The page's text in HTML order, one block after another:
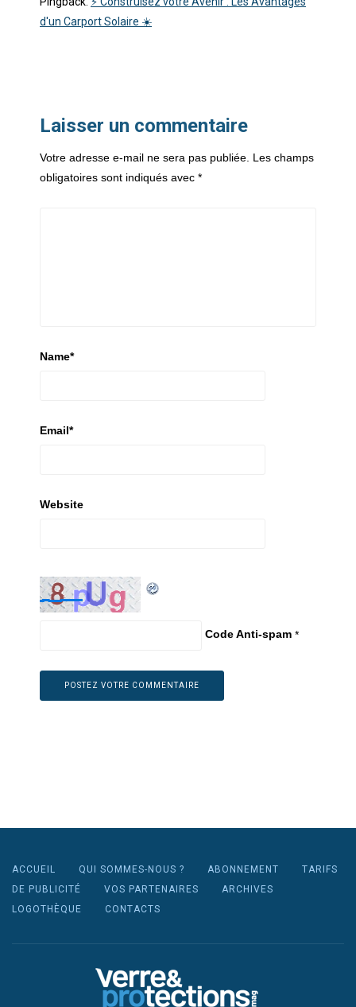
d'un Carport Solaire ☀️
Laisser un commentaire
Votre adresse e-mail ne sera pas publiée. Les champs
obligatoires sont indiqués avec *
Name*
Email*
Website
Code Anti-spam *
ACCUEIL QUI SOMMES-NOUS ? ABONNEMENT
TARIFS
DE PUBLICITÉ
VOS PARTENAIRES
ARCHIVES
LOGOTHÈQUE
CONTACTS